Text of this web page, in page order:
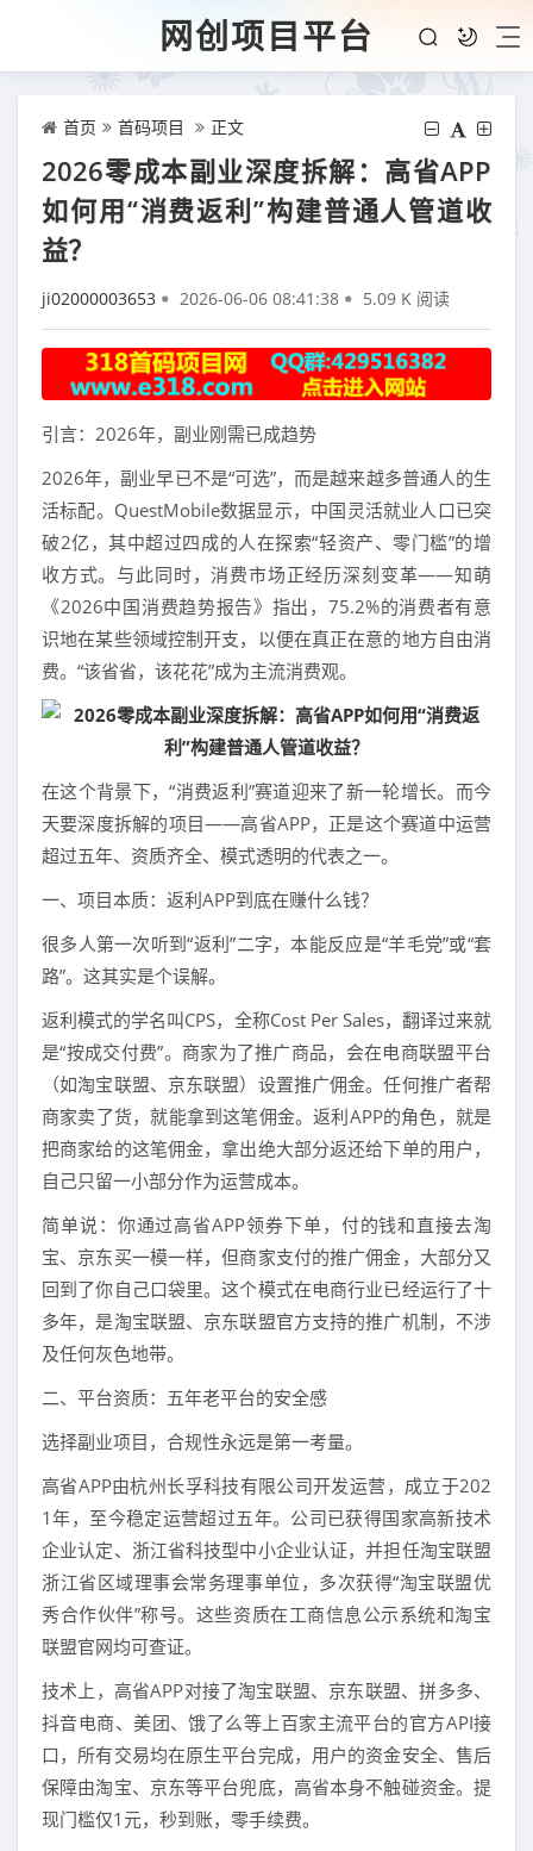
网创项目平台
首页 首码项目 正文
2026零成本副业深度拆解：高省APP
如何用“消费返利”构建普通人管道收
益？
ji02000003653 2026-06-06 08:41:38 5.09 K 阅读
引言：2026年，副业刚需已成趋势
2026年，副业早已不是“可选”，而是越来越多普通人的生
活标配。QuestMobile数据显示，中国灵活就业人口已突
破2亿，其中超过四成的人在探索“轻资产、零门槛”的增
收方式。与此同时，消费市场正经历深刻变革——知萌
《2026中国消费趋势报告》指出，75.2%的消费者有意
识地在某些领域控制开支，以便在真正在意的地方自由消
费。“该省省，该花花”成为主流消费观。
在这个背景下，“消费返利”赛道迎来了新一轮增长。而今
天要深度拆解的项目——高省APP，正是这个赛道中运营
超过五年、资质齐全、模式透明的代表之一。
一、项目本质：返利APP到底在赚什么钱？
很多人第一次听到“返利”二字，本能反应是“羊毛党”或“套
路”。这其实是个误解。
返利模式的学名叫CPS，全称Cost Per Sales，翻译过来就
是“按成交付费”。商家为了推广商品，会在电商联盟平台
（如淘宝联盟、京东联盟）设置推广佣金。任何推广者帮
商家卖了货，就能拿到这笔佣金。返利APP的角色，就是
把商家给的这笔佣金，拿出绝大部分返还给下单的用户，
自己只留一小部分作为运营成本。
简单说：你通过高省APP领券下单，付的钱和直接去淘
宝、京东买一模一样，但商家支付的推广佣金，大部分又
回到了你自己口袋里。这个模式在电商行业已经运行了十
多年，是淘宝联盟、京东联盟官方支持的推广机制，不涉
及任何灰色地带。
二、平台资质：五年老平台的安全感
选择副业项目，合规性永远是第一考量。
高省APP由杭州长孚科技有限公司开发运营，成立于202
1年，至今稳定运营超过五年。公司已获得国家高新技术
企业认定、浙江省科技型中小企业认证，并担任淘宝联盟
浙江省区域理事会常务理事单位，多次获得“淘宝联盟优
秀合作伙伴”称号。这些资质在工商信息公示系统和淘宝
联盟官网均可查证。
技术上，高省APP对接了淘宝联盟、京东联盟、拼多多、
抖音电商、美团、饿了么等上百家主流平台的官方API接
口，所有交易均在原生平台完成，用户的资金安全、售后
保障由淘宝、京东等平台兜底，高省本身不触碰资金。提
现门槛仅1元，秒到账，零手续费。